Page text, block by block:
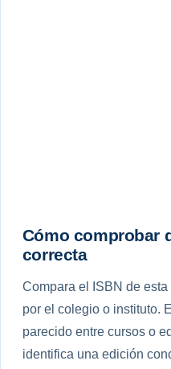
Cómo comprobar
correcta
Compara el ISBN de
por el colegio o instituto.
parecido entre cursos o
identifica una edición